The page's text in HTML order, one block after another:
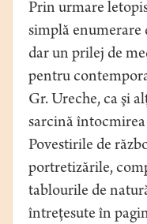
Prin urmare
simplă
dar un prilej de
pentru
Gr. Ureche, ca şi
sarcină
Povestirile de
portretizările,
tablourile de
întreţesute în